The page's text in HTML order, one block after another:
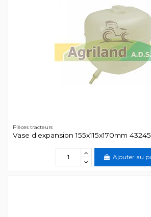
Pièces tracteurs
Vase d'expansion 155x115x170mm
Ajouter au